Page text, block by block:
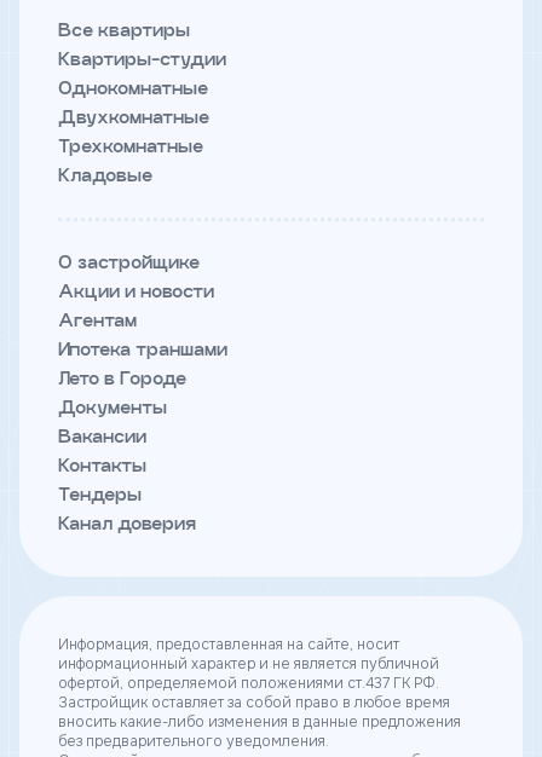
Все квартиры
Квартиры-студии
Однокомнатные
Двухкомнатные
Трехкомнатные
Кладовые
О застройщике
Акции и новости
Агентам
Ипотека траншами
Лето в Городе
Документы
Вакансии
Контакты
Тендеры
Канал доверия
Информация, предоставленная на сайте, носит
информационный характер и не является публичной
офертой, определяемой положениями ст.437 ГК РФ.
Застройщик оставляет за собой право в любое время
вносить какие-либо изменения в данные предложения
без предварительного уведомления.
Телефон
согласен
на
обработку
данных
условиями